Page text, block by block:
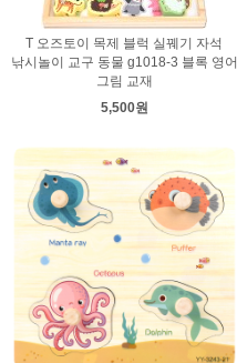
T 오즈토이 목제 블럭 실꿰기 자석
낚시놀이 교구 동물 g1018-3 블록 영어
그림 교재
5,500원